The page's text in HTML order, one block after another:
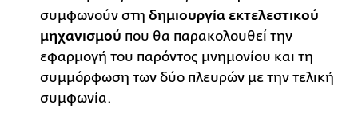
συμφωνούν στη δημιουργία εκτελεστικού
μηχανισμού που θα παρακολουθεί την
εφαρμογή του παρόντος μνημονίου και τη
συμμόρφωση των δύο πλευρών με την τελική
συμφωνία.